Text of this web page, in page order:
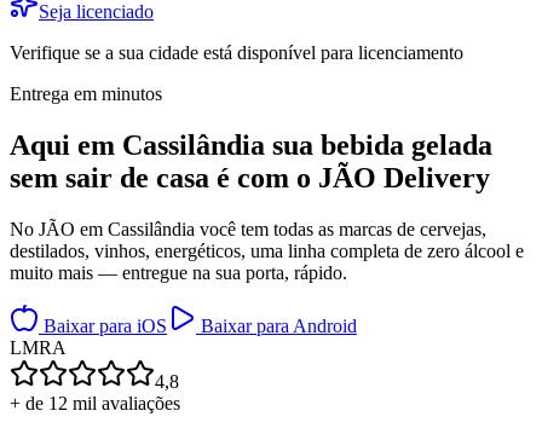
Seja licenciado
Verifique se a sua cidade está disponível para licenciamento
Entrega em minutos
Aqui em Cassilândia sua bebida gelada
sem sair de casa é com o JÃO Delivery
No JÃO em Cassilândia você tem todas as marcas de cervejas,
destilados, vinhos, energéticos, uma linha completa de zero álcool e
muito mais — entregue na sua porta, rápido.
Baixar para iOS
Baixar para Android
LMRA
4,8
+ de 12 mil avaliações